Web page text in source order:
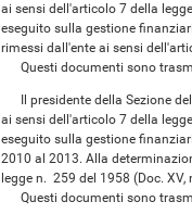
ai sensi dell'articolo 7 della
eseguito sulla gestione
rimessi dall'ente ai sensi
Questi documenti sono
Il presidente della Sezione
ai sensi dell'articolo 7 della
eseguito sulla gestione
2010 al 2013. Alla
legge n. 259 del 1958 (Doc. XV,
Questi documenti sono